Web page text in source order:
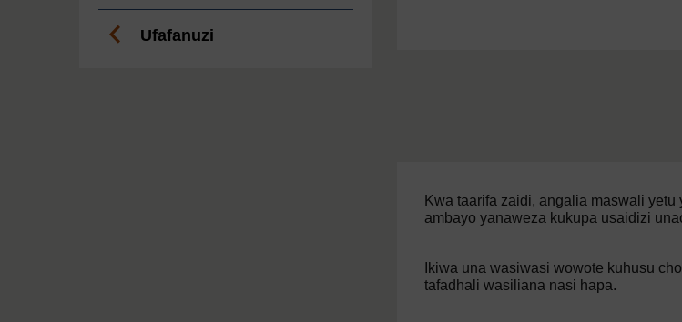
Ufafanuzi
Kwa taarifa zaidi, angalia maswali yetu
ambayo yanaweza kukupa usaidizi
Ikiwa una wasiwasi wowote kuhusu
tafadhali wasiliana nasi hapa.